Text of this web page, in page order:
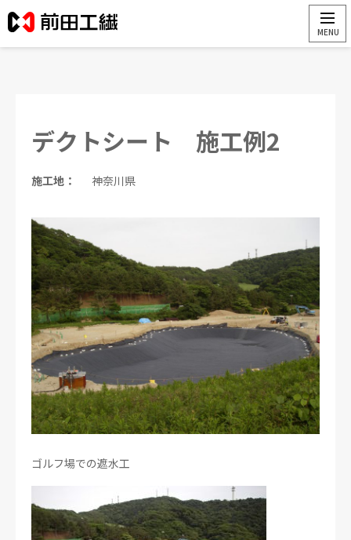
デクトシート 施工例2
施工地： 神奈川県
ゴルフ場での遮水工